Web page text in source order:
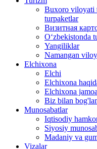
Buxoro viloyati
turpaketlar
Визитная
Oʻzbekistonda
Yangiliklar
Namangan
Elchixona
Elchi
Elchixona
Elchixona
Biz bilan
Munosabatlar
Iqtisodiy
Siyosiy
Madaniy va
Vizalar